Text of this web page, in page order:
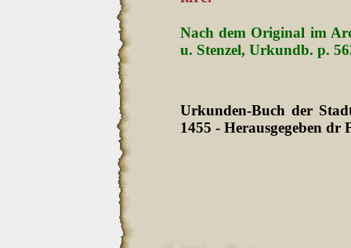
Nach dem Original im
u. Stenzel, Urkundb. p.
Urkunden-Buch der
1455 - Herausgegeben